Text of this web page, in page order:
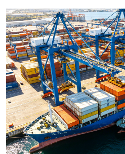
食品进口报关
其他杂项进口报
关清关